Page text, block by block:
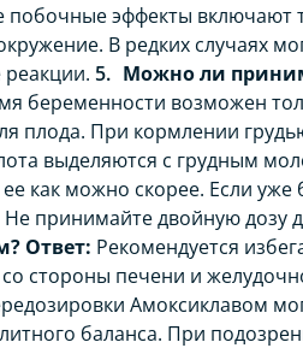
эффекты включают
В редких случаях
Можно ли
беременности возможен
плода. При кормлении
выделяются с грудным
как можно скорее. Если
принимайте двойную дозу
Ответ: Рекомендуется
стороны печени и
Амоксиклавом
баланса. При